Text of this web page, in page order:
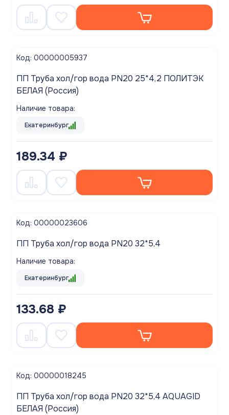
Код: 00000005937
ПП Труба хол/гор вода PN20 25*4,2 ПОЛИТЭК
БЕЛАЯ (Россия)
Наличие товара:
Екатеринбург
189.34 ₽
Код: 00000023606
ПП Труба хол/гор вода PN20 32*5,4
Наличие товара:
Екатеринбург
133.68 ₽
Код: 00000018245
ПП Труба хол/гор вода PN20 32*5,4 AQUAGID
БЕЛАЯ (Россия)